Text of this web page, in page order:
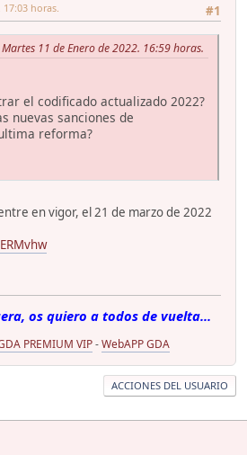
#1
horas.
11 de Enero de 2022. 16:59 horas.
el codificado actualizado 2022?
nuevas sanciones de
reforma?
en vigor, el 21 de marzo de 2022
os quiero a todos de vuelta...
PREMIUM VIP-WebAPP GDA
ACCIONES DEL USUARIO